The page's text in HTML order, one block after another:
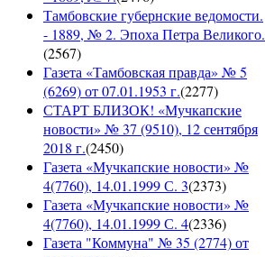
Тамбовские губернские ведомости.
- 1889, № 2. Эпоха Петра Великого.
(2567)
Газета «Тамбовская правда» № 5
(6269) от 07.01.1953 г.(2277)
СТАРТ БЛИЗОК! «Мучкапские
новости» № 37 (9510), 12 сентября
2018 г.(2450)
Газета «Мучкапские новости» №
4(7760), 14.01.1999 С. 3(2373)
Газета «Мучкапские новости» №
4(7760), 14.01.1999 С. 4(2336)
Газета "Коммуна" № 35 (2774) от